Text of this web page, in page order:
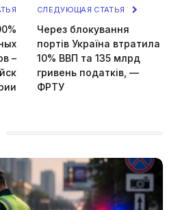
–
СЛЕДУЮЩАЯ СТАТЬЯ
Через блокування
портів Україна втратила
10% ВВП та 135 млрд
гривень податків, —
ФРТУ